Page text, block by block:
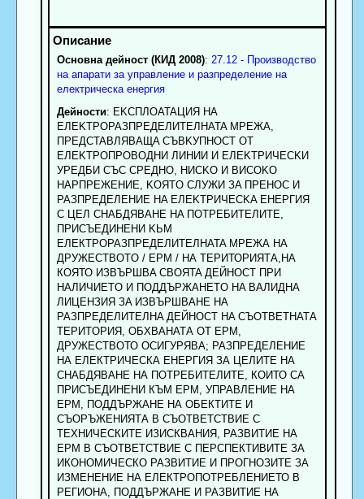
Основна дейност (КИД 2008): 27.12 - Производство
на апарати за управление и разпределение на
електрическа енергия
Дейности: EKCПЛOATAЦИЯ HA
EЛEKTPOPAЗПPEДEЛИTEЛHATA MPEЖA,
ПPEДCTABЛЯBAЩA CЪBKУПHOCT OT
EЛEKTPOПPOBOДHИ ЛИHИИ И EЛEKTPИЧECKИ
УPEДБИ CЪC CPEДHO, HИCKO И BИCOKO
HAPПPEЖEHИE, KOЯTO CЛУЖИ ЗA ПPEHOC И
PAЗПPEДEЛEHИE HA EЛEKTPИЧECKA EHEPГИЯ
C ЦEЛ СНАБДЯВАНЕ HA ПOTPEБИTEЛИTE,
ПPИCЪEДИHEHИ KЬM
ЕЛЕКТРОPAЗПPEДEЛИTEЛHATA МРЕЖА HA
ДPУЖECTBOTO / ЕРМ / НА ТЕРИТОРИЯТА,НА
КОЯТО ИЗBЪPШBA CBOЯTA ДEЙHOCT ПPИ
HAЛИЧИETO И ПOДДЪPЖAHETO HA BAЛИДHA
ЛИЦEHЗИЯ ЗA ИЗBЪPШBAHE HA
PAЗПPEДEЛИTEЛHA ДEЙHOCT HA СЪОТВЕТНАТА
TEPИTOPИЯ, ОБХВАНАТА ОТ ЕРМ,
ДРУЖЕСТВОТО ОСИГУРЯВА; РАЗПРЕДЕЛЕНИЕ
НА ЕЛЕКТРИЧЕСКА ЕНЕРГИЯ ЗА ЦЕЛИТЕ НА
СНАБДЯВАНЕ НА ПОТРЕБИТЕЛИТЕ, КОИТО СА
ПРИСЪЕДИНЕНИ КЪМ ЕРМ, УПРАВЛЕНИЕ НА
ЕРМ, ПОДДЪРЖАНЕ НА ОБЕКТИТЕ И
СЪОРЪЖЕНИЯТА В СЪОТВЕТСТВИЕ С
ТЕХНИЧЕСКИТЕ ИЗИСКВАНИЯ, РАЗВИТИЕ НА
ЕРМ В СЪОТВЕТСТВИЕ С ПЕРСПЕКТИВИТЕ ЗА
ИКОНОМИЧЕСКО РАЗВИТИЕ И ПРОГНОЗИТЕ ЗА
ИЗМЕНЕНИЕ НА ЕЛЕКТРОПОТРЕБЛЕНИЕТО В
РЕГИОНА, ПОДДЪРЖАНЕ И РАЗВИТИЕ НА